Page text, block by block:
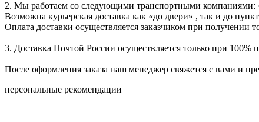
2. Мы работаем со следующими транспортными
Возможна курьерская доставка как «до двери» , так и до
Оплата доставки осуществляется заказчиком при получении
3. Доставка Почтой России осуществляется только при 100%
После оформления заказа наш менеджер свяжется с вами и
персональные рекомендации